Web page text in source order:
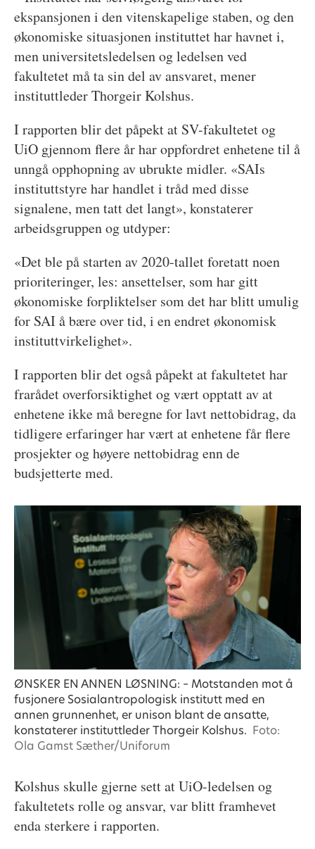
ekspansjonen i den vitenskapelige staben, og den
økonomiske situasjonen instituttet har havnet i,
men universitetsledelsen og ledelsen ved
fakultetet må ta sin del av ansvaret, mener
instituttleder Thorgeir Kolshus.
I rapporten blir det påpekt at SV-fakultetet og
UiO gjennom flere år har oppfordret enhetene til å
unngå opphopning av ubrukte midler. «SAIs
instituttstyre har handlet i tråd med disse
signalene, men tatt det langt», konstaterer
arbeidsgruppen og utdyper:
«Det ble på starten av 2020-tallet foretatt noen
prioriteringer, les: ansettelser, som har gitt
økonomiske forpliktelser som det har blitt umulig
for SAI å bære over tid, i en endret økonomisk
instituttvirkelighet».
I rapporten blir det også påpekt at fakultetet har
frarådet overforsiktighet og vært opptatt av at
enhetene ikke må beregne for lavt nettobidrag, da
tidligere erfaringer har vært at enhetene får flere
prosjekter og høyere nettobidrag enn de
budsjetterte med.
ØNSKER EN ANNEN LØSNING: – Motstanden mot å
fusjonere Sosialantropologisk institutt med en
annen grunnenhet, er unison blant de ansatte,
konstaterer instituttleder Thorgeir Kolshus. Foto:
Ola Gamst Sæther/Uniforum
Kolshus skulle gjerne sett at UiO-ledelsen og
fakultetets rolle og ansvar, var blitt framhevet
enda sterkere i rapporten.